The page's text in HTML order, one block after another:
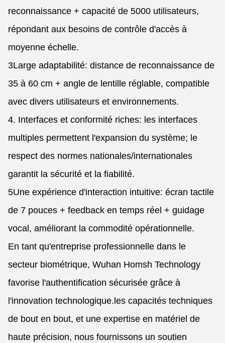
reconnaissance + capacité de 5000 utilisateurs,
répondant aux besoins de contrôle d'accès à
moyenne échelle.
3Large adaptabilité: distance de reconnaissance de
35 à 60 cm + angle de lentille réglable, compatible
avec divers utilisateurs et environnements.
4. Interfaces et conformité riches: les interfaces
multiples permettent l'expansion du système; le
respect des normes nationales/internationales
garantit la sécurité et la fiabilité.
5Une expérience d'interaction intuitive: écran tactile
de 7 pouces + feedback en temps réel + guidage
vocal, améliorant la commodité opérationnelle.
En tant qu'entreprise professionnelle dans le
secteur biométrique, Wuhan Homsh Technology
favorise l'authentification sécurisée grâce à
l'innovation technologique.les capacités techniques
de bout en bout, et une expertise en matériel de
haute précision, nous fournissons un soutien